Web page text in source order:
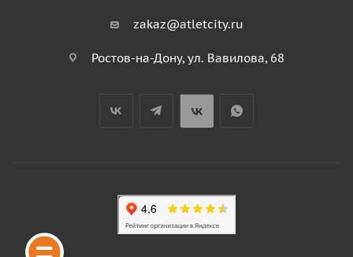
zakaz@atletcity.ru
Ростов-на-Дону, ул. Вавилова, 68